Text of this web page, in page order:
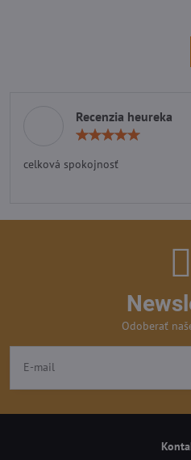
Recenzia heureka
celková spokojnosť
Odoberať